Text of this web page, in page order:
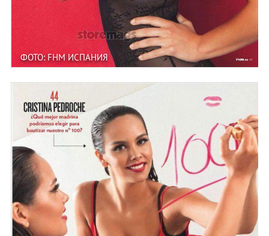
ФОТО: FHM ИСПАНИЯ